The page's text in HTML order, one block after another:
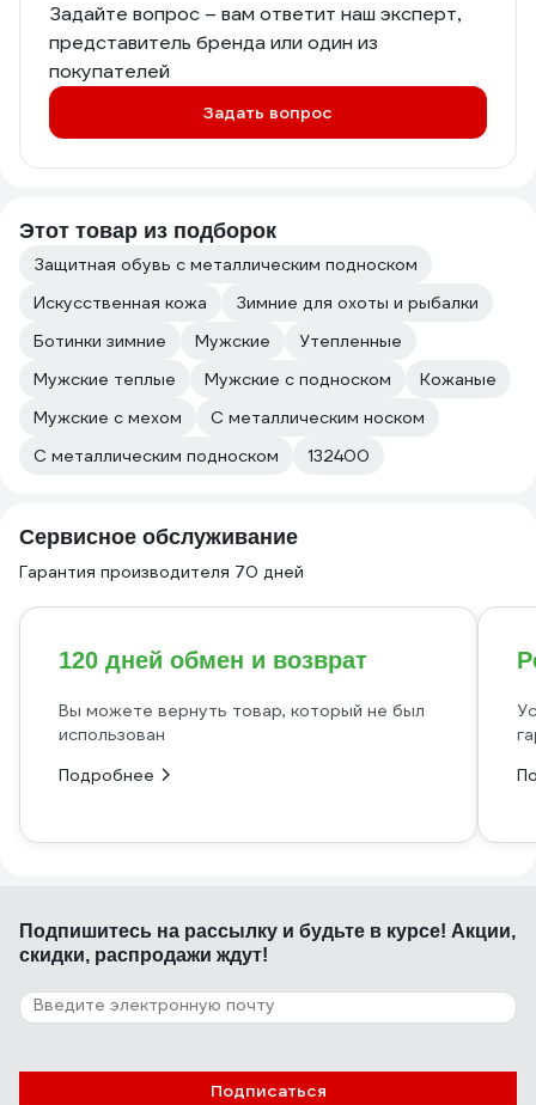
Задайте вопрос – вам ответит наш эксперт,
представитель бренда или один из
покупателей
Задать вопрос
Этот товар из подборок
Защитная обувь с металлическим подноском
Искусственная кожа
Зимние для охоты и рыбалки
Ботинки зимние
Мужские
Утепленные
Мужские теплые
Мужские с подноском
Кожаные
Мужские с мехом
С металлическим носком
С металлическим подноском
132400
Сервисное обслуживание
Гарантия производителя 70 дней
120 дней обмен и возврат
Вы можете вернуть товар, который не был
использован
Подробнее
Подпишитесь на рассылку и будьте в курсе! Акции,
скидки, распродажи ждут!
Подписаться